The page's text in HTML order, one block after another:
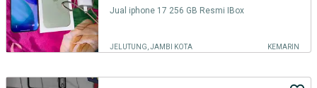
Jual iphone 17 256 GB Resmi IBox
JELUTUNG, JAMBI KOTA KEMARIN